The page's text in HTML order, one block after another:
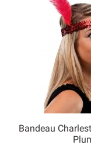
Bandeau